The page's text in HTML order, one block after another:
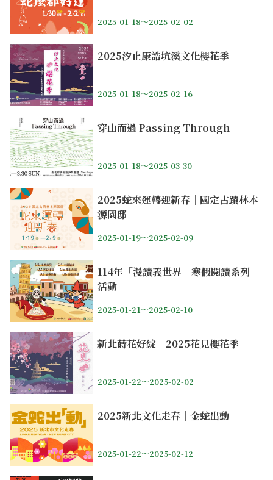
2025-01-18～2025-02-02
2025汐止康誥坑溪文化櫻花季
2025-01-18～2025-02-16
穿山而過 Passing Through
2025-01-18～2025-03-30
2025蛇來運轉迎新春｜國定古蹟林本
源園邸
2025-01-19～2025-02-09
114年「漫讀義世界」寒假閱讀系列
活動
2025-01-21～2025-02-10
新北蒔花好綻｜2025花見櫻花季
2025-01-22～2025-02-02
2025新北文化走春｜金蛇出動
2025-01-22～2025-02-12